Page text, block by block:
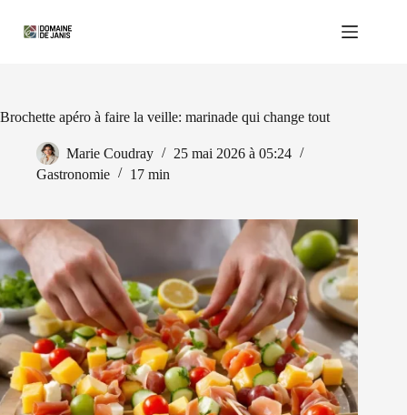
contenu
Brochette apéro à faire la veille: marinade qui change tout
Marie Coudray
25 mai 2026 à 05:24
Gastronomie
17 min